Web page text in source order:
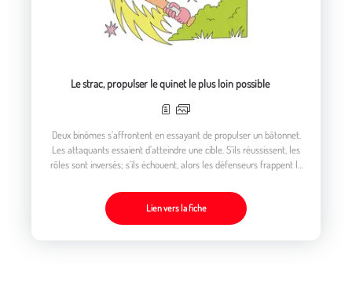
Le strac, propulser le quinet le plus loin possible
Deux binômes s’affrontent en essayant de propulser un bâtonnet.
Les attaquants essaient d’atteindre une cible. S’ils réussissent, les
rôles sont inversés; s’ils échouent, alors les défenseurs frappent le
Lien vers la fiche